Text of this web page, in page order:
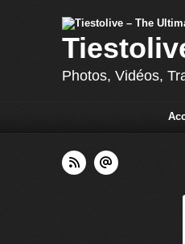
Photos, Vidéos,